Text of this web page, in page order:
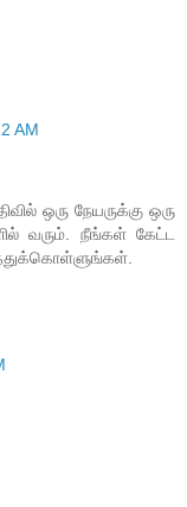
AM
ஒரு நேயருக்கு ஒரு
வரும். நீங்கள் கேட்ட